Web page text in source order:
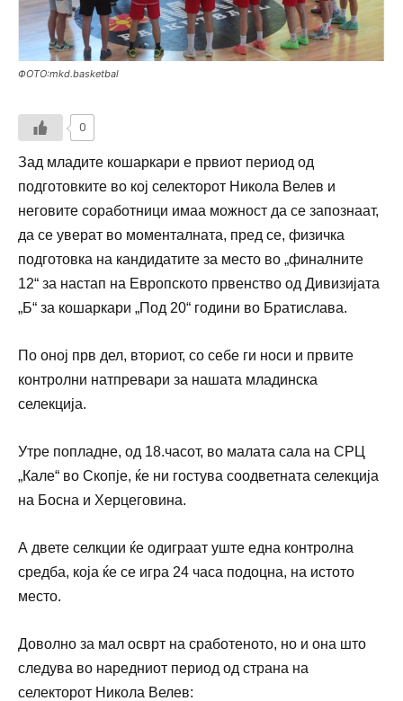
ФОТО:mkd.basketbal
0
Зад младите кошаркари е првиот период од
подготовките во кој селекторот Никола Велев и
неговите соработници имаа можност да се запознаат,
да се уверат во моменталната, пред се, физичка
подготовка на кандидатите за место во „финалните
12“ за настап на Европското првенство од Дивизијата
„Б“ за кошаркари „Под 20“ години во Братислава.
По оној прв дел, вториот, со себе ги носи и првите
контролни натпревари за нашата младинска
селекција.
Утре попладне, од 18.часот, во малата сала на СРЦ
„Кале“ во Скопје, ќе ни гостува соодветната селекција
на Босна и Херцеговина.
А двете селкции ќе одиграат уште една контролна
средба, која ќе се игра 24 часа подоцна, на истото
место.
Доволно за мал осврт на сработеното, но и она што
следува во наредниот период од страна на
селекторот Никола Велев: